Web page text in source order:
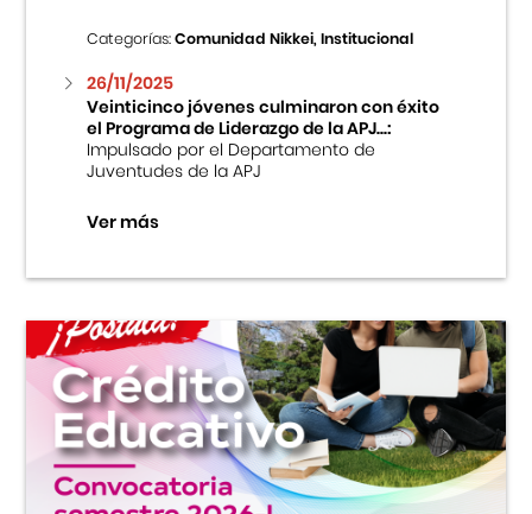
Categorías:Comunidad Nikkei, Institucional
26/11/2025
Veinticinco jóvenes culminaron con éxito
el Programa de Liderazgo de la APJ...:
Impulsado por el Departamento de
Juventudes de la APJ
Ver más